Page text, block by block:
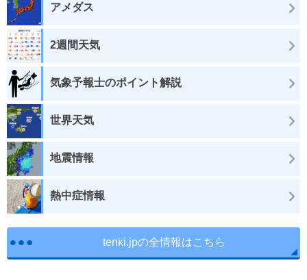
アメダス
2週間天気
気象予報士のポイント解説
世界天気
地震情報
熱中症情報
tenki.jpの全情報はこちら